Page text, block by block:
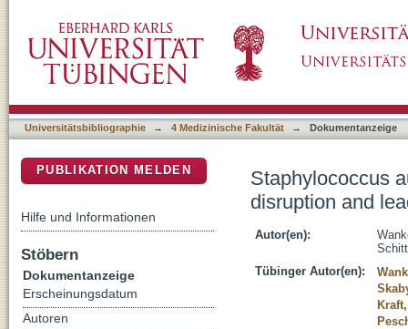
inflammation
Universitätsbibliographie → 4 Medizinische Fakultät → Dokumentanzeige
Staphylococcus
disruption and
Autor(en):
Tübinger Autor(en):
PUBLIKATION MELDEN
Hilfe und Informationen
Stöbern
Dokumentanzeige
Erscheinungsdatum
Autoren